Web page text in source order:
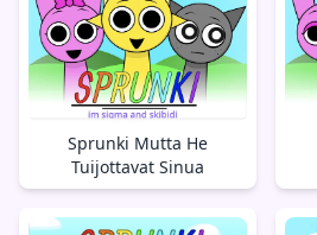
Sprunki Mutta He
Tuijottavat Sinua